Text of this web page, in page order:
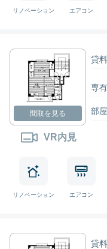
リノベーション エアコン
間取を見る
VR内見
貸
専
部
リノベーション エアコン
貸